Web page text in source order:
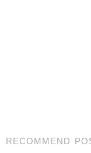
Post
RECOMMEND